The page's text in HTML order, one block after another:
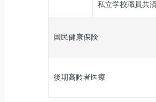
私立学校職員共済
国民健康保険
後期高齢者医療